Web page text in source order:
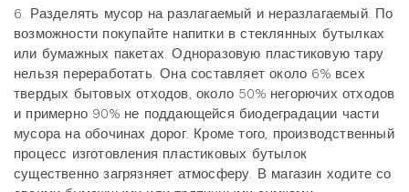
6. Разделять мусор на разлагаемый и неразлагаемый. По
возможности покупайте напитки в стеклянных бутылках
или бумажных пакетах. Одноразовую пластиковую тару
нельзя переработать. Она составляет около 6% всех
твердых бытовых отходов, около 50% негорючих отходов
и примерно 90% не поддающейся биодеградации части
мусора на обочинах дорог. Кроме того, производственный
процесс изготовления пластиковых бутылок
существенно загрязняет атмосферу. В магазин ходите со